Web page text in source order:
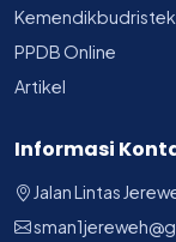
Kemendikbudristek
PPDB Online
Artikel
Informasi
Jalan Lintas